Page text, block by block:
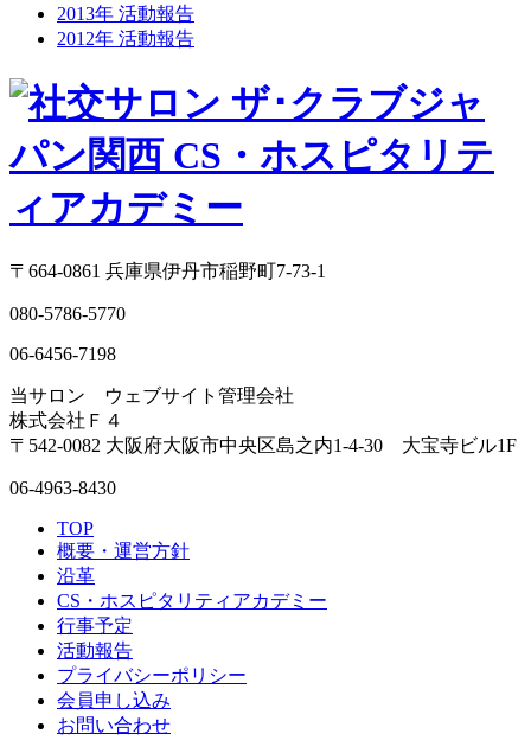
2013年 活動報告
2012年 活動報告
〒664-0861 兵庫県伊丹市稲野町7-73-1
080-5786-5770
06-6456-7198
当サロン ウェブサイト管理会社
株式会社Ｆ４
〒542-0082 大阪府大阪市中央区島之内1-4-30 大宝寺ビル1F
06-4963-8430
TOP
概要・運営方針
沿革
CS・ホスピタリティアカデミー
行事予定
活動報告
プライバシーポリシー
会員申し込み
お問い合わせ